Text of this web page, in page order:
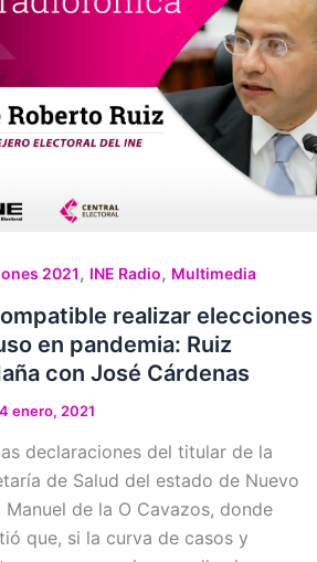
2021, INE Radio, Multimedia
realizar elecciones
en pandemia: Ruiz
con José Cárdenas
enero, 2021
declaraciones del titular de la
de Salud del estado de Nuevo
Manuel de la O Cavazos, donde
que, si la curva de casos y